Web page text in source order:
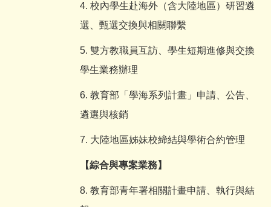
4. 校內學生赴海外（含大陸地區）研習遴
選、甄選交換與相關聯繫
5. 雙方教職員互訪、學生短期進修與交換
學生業務辦理
6. 教育部「學海系列計畫」申請、公告、
遴選與核銷
7. 大陸地區姊妹校締結與學術合約管理
【綜合與專案業務】
8. 教育部青年署相關計畫申請、執行與結